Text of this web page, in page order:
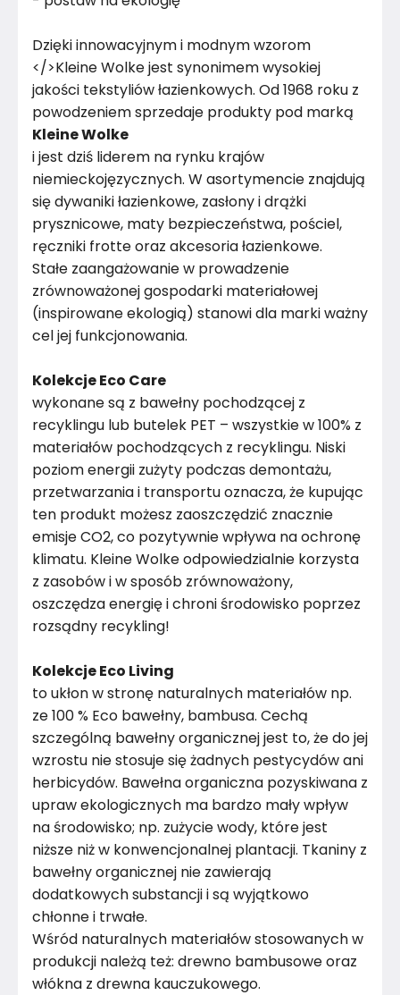
Dzięki innowacyjnym i modnym wzorom
</>Kleine Wolke jest synonimem wysokiej
jakości tekstyliów łazienkowych. Od 1968 roku z
powodzeniem sprzedaje produkty pod marką
Kleine Wolke
i jest dziś liderem na rynku krajów
niemieckojęzycznych. W asortymencie znajdują
się dywaniki łazienkowe, zasłony i drążki
prysznicowe, maty bezpieczeństwa, pościel,
ręczniki frotte oraz akcesoria łazienkowe.
Stałe zaangażowanie w prowadzenie
zrównoważonej gospodarki materiałowej
(inspirowane ekologią) stanowi dla marki ważny
cel jej funkcjonowania.
Kolekcje Eco Care
wykonane są z bawełny pochodzącej z
recyklingu lub butelek PET – wszystkie w 100% z
materiałów pochodzących z recyklingu. Niski
poziom energii zużyty podczas demontażu,
przetwarzania i transportu oznacza, że ​​kupując
ten produkt możesz zaoszczędzić znacznie
emisje CO2, co pozytywnie wpływa na ochronę
klimatu. Kleine Wolke odpowiedzialnie korzysta
z zasobów i w sposób zrównoważony,
oszczędza energię i chroni środowisko poprzez
rozsądny recykling!
Kolekcje Eco Living
to ukłon w stronę naturalnych materiałów np.
ze 100 % Eco bawełny, bambusa. Cechą
szczególną bawełny organicznej jest to, że do jej
wzrostu nie stosuje się żadnych pestycydów ani
herbicydów. Bawełna organiczna pozyskiwana z
upraw ekologicznych ma bardzo mały wpływ
na środowisko; np. zużycie wody, które jest
niższe niż w konwencjonalnej plantacji. Tkaniny z
bawełny organicznej nie zawierają
dodatkowych substancji i są wyjątkowo
chłonne i trwałe.
Wśród naturalnych materiałów stosowanych w
produkcji należą też: drewno bambusowe oraz
włókna z drewna kauczukowego.